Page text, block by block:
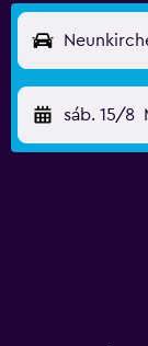
sáb. 15/8